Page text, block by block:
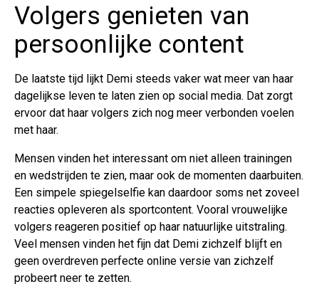
Volgers genieten van
persoonlijke content
De laatste tijd lijkt Demi steeds vaker wat meer van haar
dagelijkse leven te laten zien op social media. Dat zorgt
ervoor dat haar volgers zich nog meer verbonden voelen
met haar.
Mensen vinden het interessant om niet alleen trainingen
en wedstrijden te zien, maar ook de momenten daarbuiten.
Een simpele spiegelselfie kan daardoor soms net zoveel
reacties opleveren als sportcontent. Vooral vrouwelijke
volgers reageren positief op haar natuurlijke uitstraling.
Veel mensen vinden het fijn dat Demi zichzelf blijft en
geen overdreven perfecte online versie van zichzelf
probeert neer te zetten.